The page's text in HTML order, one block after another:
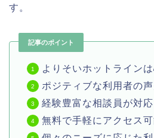
す。
記事のポイント
よりそいホットラインは
ポジティブな利用者の
経験豊富な相談員が対応
無料で手軽にアクセス